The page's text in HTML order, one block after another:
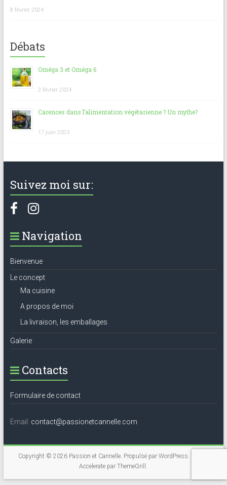
8 février 2024
Débats
Oméga 3 et Oméga 6
2 février 2024
Carences dans l’alimentation végétarienne ? Un mythe?
17 juin 2023
Suivez moi sur:
Navigation
Bienvenue
Le concept
Ma cuisine
A propos de moi
La livraison, les emballages
Galerie
Contacts
Formulaire de contact
Email: contact@passionetcannelle.com
Copyright © 2026 Passion et Cannelle. Propulsé par WordPress. Thème
Accelerate parThemeGrill .